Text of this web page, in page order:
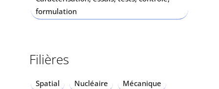
formulation
Filières
Spatial Nucléaire
Mécanique